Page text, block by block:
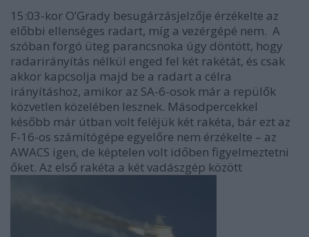
15:03-kor O’Grady besugárzásjelzője érzékelte az
előbbi ellenséges radart, míg a vezérgépé nem. A
szóban forgó üteg parancsnoka úgy döntött, hogy
radarirányítás nélkül enged fel két rakétát, és csak
akkor kapcsolja majd be a radart a célra
irányításhoz, amikor az SA-6-osok már a repülők
közvetlen közelében lesznek. Másodpercekkel
később már útban volt feléjük két rakéta, bár ezt az
F-16-os számítógépe egyelőre nem érzékelte – az
AWACS igen, de képtelen volt időben figyelmeztetni
őket. Az első rakéta a két vadászgép között